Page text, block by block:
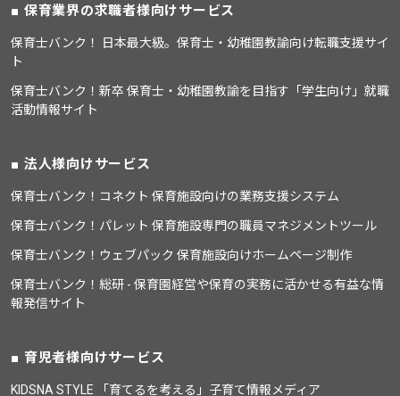
保育業界の求職者様向けサービス
保育士バンク！ 日本最大級。保育士・幼稚園教諭向け転職支援サイ
ト
保育士バンク！新卒 保育士・幼稚園教諭を目指す「学生向け」就職
活動情報サイト
法人様向けサービス
保育士バンク！コネクト 保育施設向けの業務支援システム
保育士バンク！パレット 保育施設専門の職員マネジメントツール
保育士バンク！ウェブパック 保育施設向けホームページ制作
保育士バンク！総研 - 保育園経営や保育の実務に活かせる有益な情
報発信サイト
育児者様向けサービス
KIDSNA STYLE 「育てるを考える」子育て情報メディア